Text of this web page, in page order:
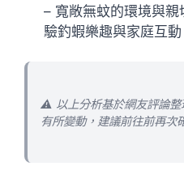
– 寬敞無蚊的環境與
驗釣蝦樂趣與家庭互動
⚠️ 以上分析基於網友評論整
有所變動，建議前往前再次